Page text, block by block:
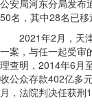
公安局河东分局发布
50名，其中28名已移
2021年2月，天津
一案，与任一起受审
理查明，2014年6月
收公众存款402亿多
月，法院判决任获刑